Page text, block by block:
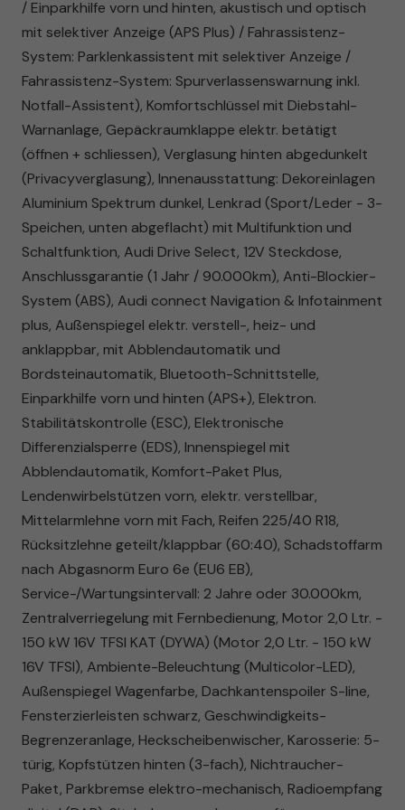
/ Einparkhilfe vorn und hinten, akustisch und optisch
mit selektiver Anzeige (APS Plus) / Fahrassistenz-
System: Parklenkassistent mit selektiver Anzeige /
Fahrassistenz-System: Spurverlassenswarnung inkl.
Notfall-Assistent), Komfortschlüssel mit Diebstahl-
Warnanlage, Gepäckraumklappe elektr. betätigt
(öffnen + schliessen), Verglasung hinten abgedunkelt
(Privacyverglasung), Innenausstattung: Dekoreinlagen
Aluminium Spektrum dunkel, Lenkrad (Sport/Leder - 3-
Speichen, unten abgeflacht) mit Multifunktion und
Schaltfunktion, Audi Drive Select, 12V Steckdose,
Anschlussgarantie (1 Jahr / 90.000km), Anti-Blockier-
System (ABS), Audi connect Navigation & Infotainment
plus, Außenspiegel elektr. verstell-, heiz- und
anklappbar, mit Abblendautomatik und
Bordsteinautomatik, Bluetooth-Schnittstelle,
Einparkhilfe vorn und hinten (APS+), Elektron.
Stabilitätskontrolle (ESC), Elektronische
Differenzialsperre (EDS), Innenspiegel mit
Abblendautomatik, Komfort-Paket Plus,
Lendenwirbelstützen vorn, elektr. verstellbar,
Mittelarmlehne vorn mit Fach, Reifen 225/40 R18,
Rücksitzlehne geteilt/klappbar (60:40), Schadstoffarm
nach Abgasnorm Euro 6e (EU6 EB),
Service-/Wartungsintervall: 2 Jahre oder 30.000km,
Zentralverriegelung mit Fernbedienung, Motor 2,0 Ltr. -
150 kW 16V TFSI KAT (DYWA) (Motor 2,0 Ltr. - 150 kW
16V TFSI), Ambiente-Beleuchtung (Multicolor-LED),
Außenspiegel Wagenfarbe, Dachkantenspoiler S-line,
Fensterzierleisten schwarz, Geschwindigkeits-
Begrenzeranlage, Heckscheibenwischer, Karosserie: 5-
türig, Kopfstützen hinten (3-fach), Nichtraucher-
Paket, Parkbremse elektro-mechanisch, Radioempfang